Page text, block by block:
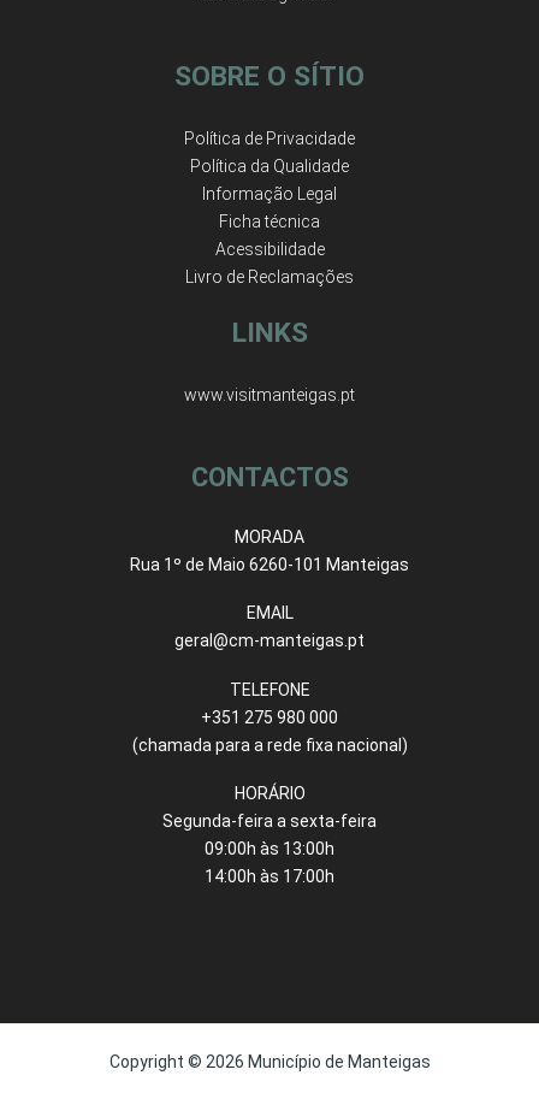
SOBRE O SÍTIO
Política de Privacidade
Política da Qualidade
Informação Legal
Ficha técnica
Acessibilidade
Livro de Reclamações
LINKS
www.visitmanteigas.pt
CONTACTOS
MORADA
Rua 1º de Maio 6260-101 Manteigas
EMAIL
geral@cm-manteigas.pt
TELEFONE
+351 275 980 000
(chamada para a rede fixa nacional)
HORÁRIO
Segunda-feira a sexta-feira
09:00h às 13:00h
14:00h às 17:00h
Copyright © 2026 Município de Manteigas